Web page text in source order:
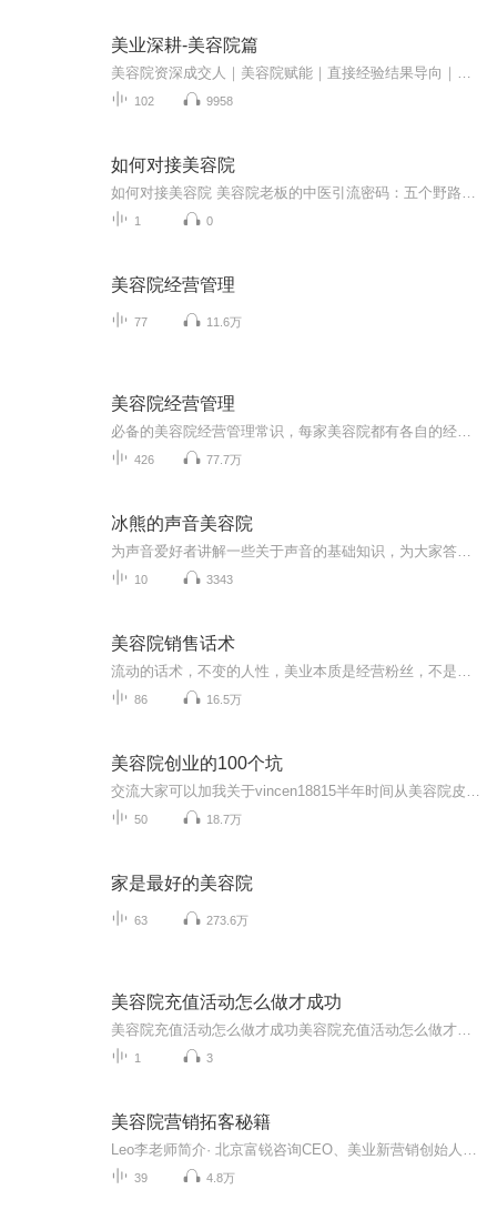
美业深耕-美容院篇
102 9958
如何对接美容院
1 0
美容院经营管理
77 11.6万
美容院经营管理
426 77.7万
冰熊的声音美容院
10 3343
美容院销售话术
86 16.5万
美容院创业的100个坑
50 18.7万
家是最好的美容院
63 273.6万
美容院充值活动怎么做才成功
1 3
美容院营销拓客秘籍
39 4.8万